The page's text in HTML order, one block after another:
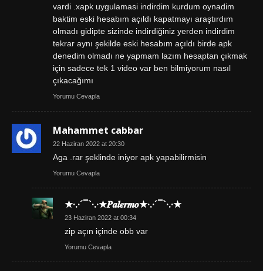
vardi .xapk uygulamasi indirdim kurdum oynadim
baktim eski hesabım açıldı kapatmayı araştırdım
olmadı gidipte sizinde indirdiğiniz yerden indirdim
tekrar aynı şekilde eski hesabım açıldı birde apk
denedim olmadı ne yapmam lazım hesaptan çıkmak
için sadece tek 1 video var ben bilmiyorum nasıl
çıkacağımı
Yorumu Cevapla
Mahammet cabbar
22 Haziran 2022 at 20:30
Aga .rar şeklinde iniyor apk yapabilirmisin
Yorumu Cevapla
★·.·´¯`·.·★𝑷𝒂𝒍𝒆𝒓𝒎𝒐★·.·´¯`·.·★
23 Haziran 2022 at 00:34
zip açın içinde obb var
Yorumu Cevapla